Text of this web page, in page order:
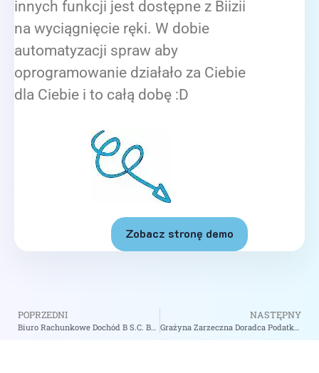
innych funkcji jest dostępne z Biizii
na wyciągnięcie ręki. W dobie
automatyzacji spraw aby
oprogramowanie działało za Ciebie
dla Ciebie i to całą dobę :D
Zobacz stronę demo
POPRZEDNI
Biuro Rachunkowe Dochód B S.C. Barbara Jonkisz Katarzyna Seneta – zobacz na biizii.com
NASTĘPNY
Grażyna Zarzeczna Doradca Podatkowy – zobacz na biizii.com